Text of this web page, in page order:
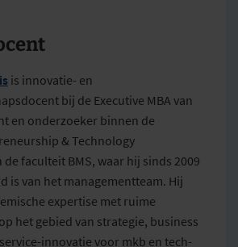
is innovatie- en
bij de Executive MBA van
en onderzoeker binnen de
& Technology
de faculteit BMS, waar hij sinds 2009
is van het managementteam. Hij
expertise met ruime
het gebied van strategie, business
innovatie voor mkb en tech-